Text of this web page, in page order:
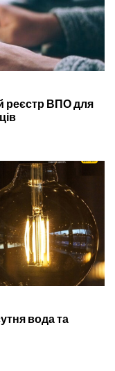
реєстр ВПО для
вода та